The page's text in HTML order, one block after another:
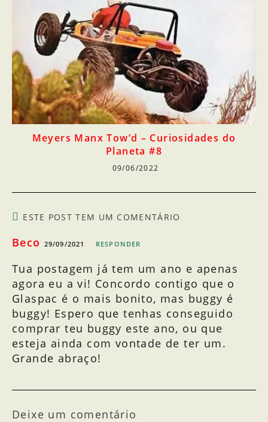
Meyers Manx Tow’d – Curiosidades do
Planeta #8
09/06/2022
ESTE POST TEM UM COMENTÁRIO
Beco 29/09/2021 RESPONDER
Tua postagem já tem um ano e apenas
agora eu a vi! Concordo contigo que o
Glaspac é o mais bonito, mas buggy é
buggy! Espero que tenhas conseguido
comprar teu buggy este ano, ou que
esteja ainda com vontade de ter um.
Grande abraço!
Deixe um comentário